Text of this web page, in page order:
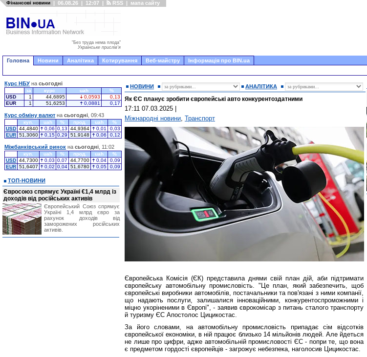
Фінансові новини | 06.08.26 | 12:07 | RSS | мапа сайту
"Без труда нема плода"
Українське прислів'я
Головна Новини Аналітика Котирування Веб-майстру Інформація про BIN.ua
НОВИНИ АНАЛІТИКА
Як ЄС планує зробити європейські авто конкурентоздатними
17:11 07.03.2025
Міжнародні новини, Транспорт
Європейська Комісія (ЄК) представила днями свій план дій, аби підтримати
європейську автомобільну промисловість. "Це план, який забезпечить, щоб
європейські виробники автомобілів, постачальники та пов'язані з ними компанії,
що надають послуги, залишалися інноваційними, конкурентоспроможними і
міцно укоріненими в Європі", - заявив єврокомісар з питань сталого транспорту
й туризму ЄС Апостолос Цицикостас.
За його словами, на автомобільну промисловість припадає сім відсотків
європейської економіки, в ній працює близько 14 мільйонів людей. Але йдеться
не лише про цифри, адже автомобільній промисловості ЄС - попри те, що вона
є предметом гордості європейців - загрожує небезпека, наголосив Цицикостас.
Курс НБУ на сьогодні
за курс uah
%
USD
1 44,6895 0,0593
0,13
EUR
1 51,6253 0,0881 0,17
Курс обміну валют на сьогодні , 09:43
куп. uah % прод. uah
%
USD 44,4840 0,06 0,13 44,9364 0,01
0,03
EUR 51,3060 0,15 0,29 51,9148 0,06 0,12
Міжбанківський ринок на сьогодні , 11:02
куп. uah % прод. uah
%
USD 44,7300 0,03 0,07 44,7700 0,04
0,09
EUR 51,6407 0,02 0,04 51,6780 0,05 0,09
ТОП-НОВИНИ
Євросоюз спрямує Україні €1,4 млрд із
доходів від російських активів
Європейський Союз спрямує
Україні 1,4 млрд євро за
рахунок доходів від
заморожених російських
активів.